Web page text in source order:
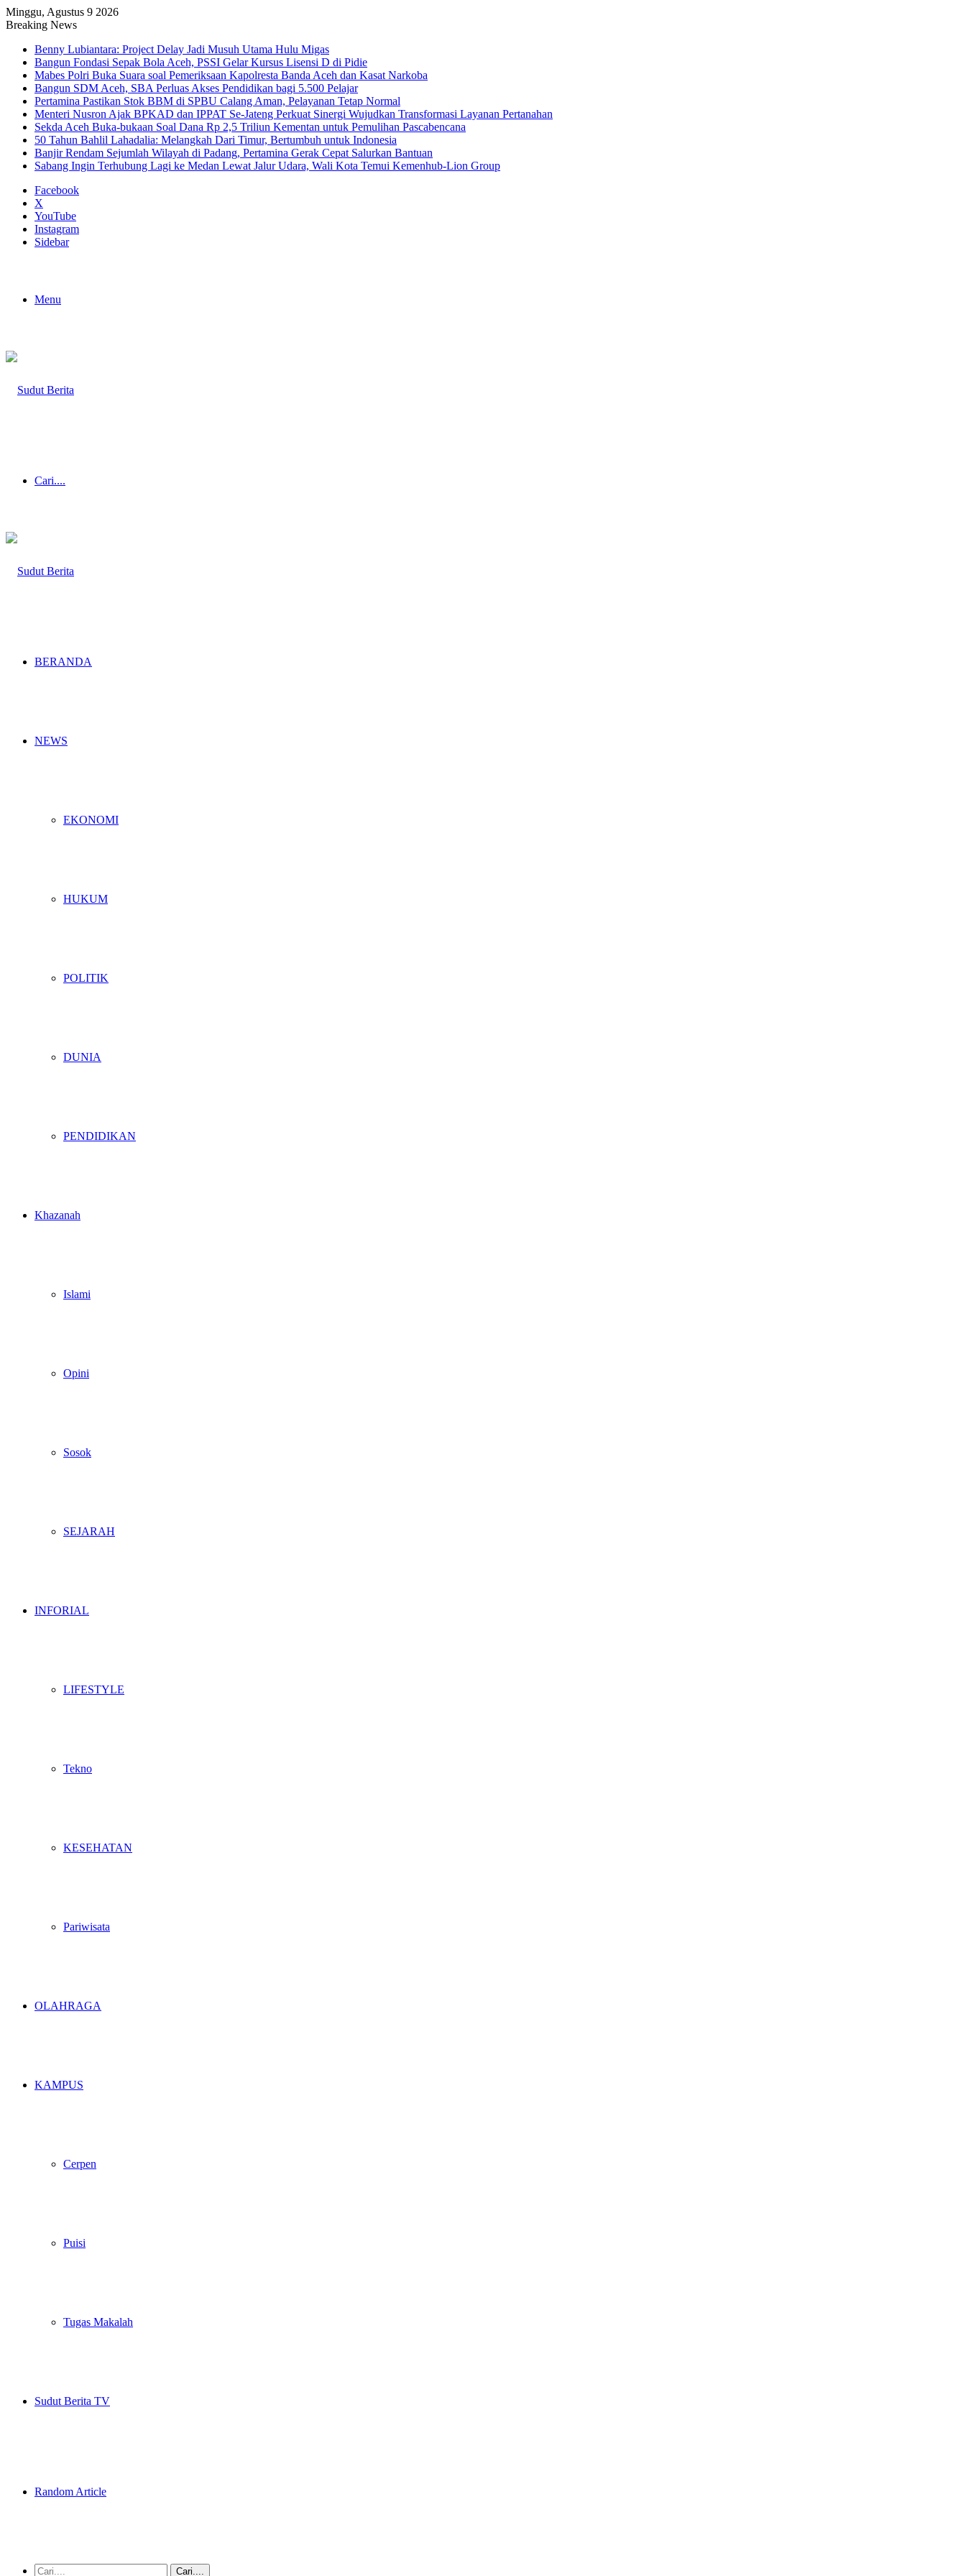
Minggu, Agustus 9 2026
Breaking News
Benny Lubiantara: Project Delay Jadi Musuh Utama Hulu Migas
Bangun Fondasi Sepak Bola Aceh, PSSI Gelar Kursus Lisensi D di Pidie
Mabes Polri Buka Suara soal Pemeriksaan Kapolresta Banda Aceh dan Kasat Narkoba
Bangun SDM Aceh, SBA Perluas Akses Pendidikan bagi 5.500 Pelajar
Pertamina Pastikan Stok BBM di SPBU Calang Aman, Pelayanan Tetap Normal
Menteri Nusron Ajak BPKAD dan IPPAT Se-Jateng Perkuat Sinergi Wujudkan Transformasi Layanan Pertanahan
Sekda Aceh Buka-bukaan Soal Dana Rp 2,5 Triliun Kementan untuk Pemulihan Pascabencana
50 Tahun Bahlil Lahadalia: Melangkah Dari Timur, Bertumbuh untuk Indonesia
Banjir Rendam Sejumlah Wilayah di Padang, Pertamina Gerak Cepat Salurkan Bantuan
Sabang Ingin Terhubung Lagi ke Medan Lewat Jalur Udara, Wali Kota Temui Kemenhub-Lion Group
Facebook
X
YouTube
Instagram
Sidebar
Menu
Cari....
BERANDA
NEWS
EKONOMI
HUKUM
POLITIK
DUNIA
PENDIDIKAN
Khazanah
Islami
Opini
Sosok
SEJARAH
INFORIAL
LIFESTYLE
Tekno
KESEHATAN
Pariwisata
OLAHRAGA
KAMPUS
Cerpen
Puisi
Tugas Makalah
Sudut Berita TV
Random Article
Cari....